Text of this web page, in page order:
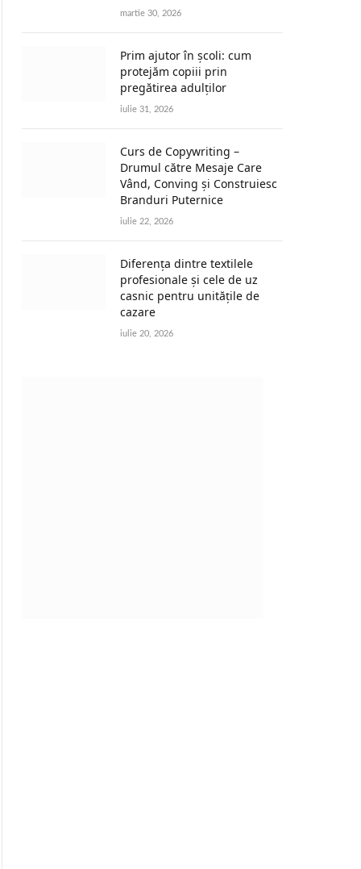
martie 30, 2026
Prim ajutor în școli: cum
protejăm copiii prin
pregătirea adulților
iulie 31, 2026
Curs de Copywriting –
Drumul către Mesaje Care
Vând, Conving și Construiesc
Branduri Puternice
iulie 22, 2026
Diferența dintre textilele
profesionale și cele de uz
casnic pentru unitățile de
cazare
iulie 20, 2026